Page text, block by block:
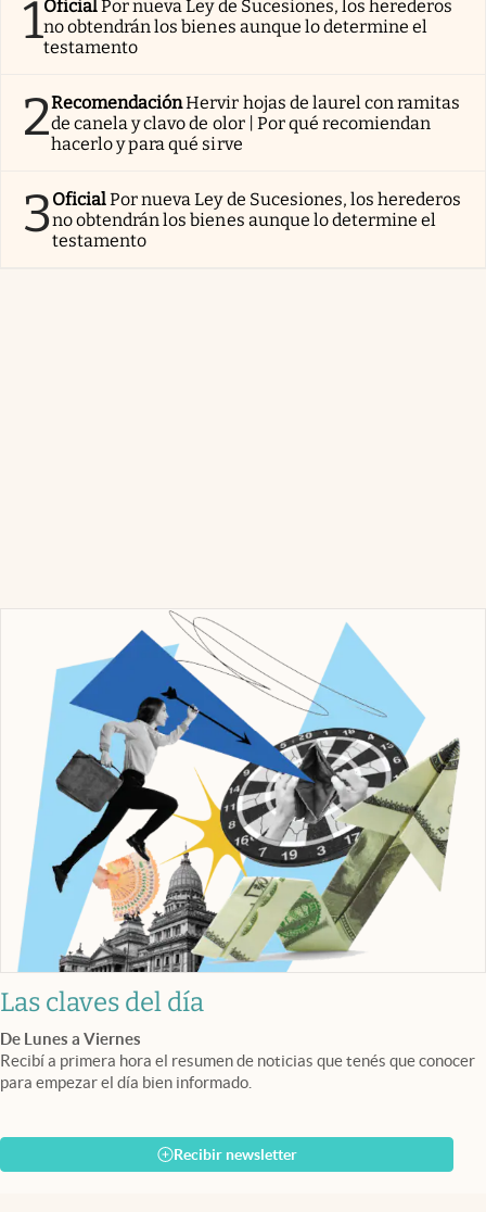
1OficialPor nueva Ley de Sucesiones, los herederos
no obtendrán los bienes aunque lo determine el
testamento
2RecomendaciónHervir hojas de laurel con ramitas
de canela y clavo de olor | Por qué recomiendan
hacerlo y para qué sirve
3OficialPor nueva Ley de Sucesiones, los herederos
no obtendrán los bienes aunque lo determine el
testamento
Las claves del día
De Lunes a Viernes
Recibí a primera hora el resumen de noticias que tenés que conocer
para empezar el día bien informado.
Recibir newsletter